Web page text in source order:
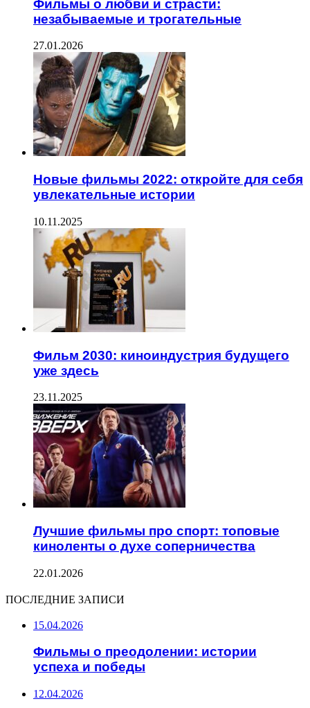
Фильмы о любви и страсти:
незабываемые и трогательные
27.01.2026
Новые фильмы 2022: откройте для себя
увлекательные истории
10.11.2025
Фильм 2030: киноиндустрия будущего
уже здесь
23.11.2025
Лучшие фильмы про спорт: топовые
киноленты о духе соперничества
22.01.2026
ПОСЛЕДНИЕ ЗАПИСИ
15.04.2026
Фильмы о преодолении: истории
успеха и победы
12.04.2026